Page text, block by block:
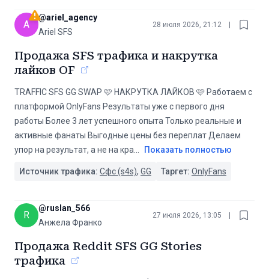
A
@ariel_agency
Ariel SFS
28 июля 2026, 21:12
Продажа SFS трафика и накрутка
лайков OF
TRAFFIC SFS GG SWAP 🩷 НАКРУТКА ЛАЙКОВ 🩷 Работаем с
платформой OnlyFans Результаты уже с первого дня
работы Более 3 лет успешного опыта Только реальные и
активные фанаты Выгодные цены без переплат Делаем
упор на результат, а не на кра
Показать полностью
Источник трафика: Сфс (s4s), GG Таргет: OnlyFans
R
@ruslan_566
Анжела Франко
27 июля 2026, 13:05
Продажа Reddit SFS GG Stories
трафика